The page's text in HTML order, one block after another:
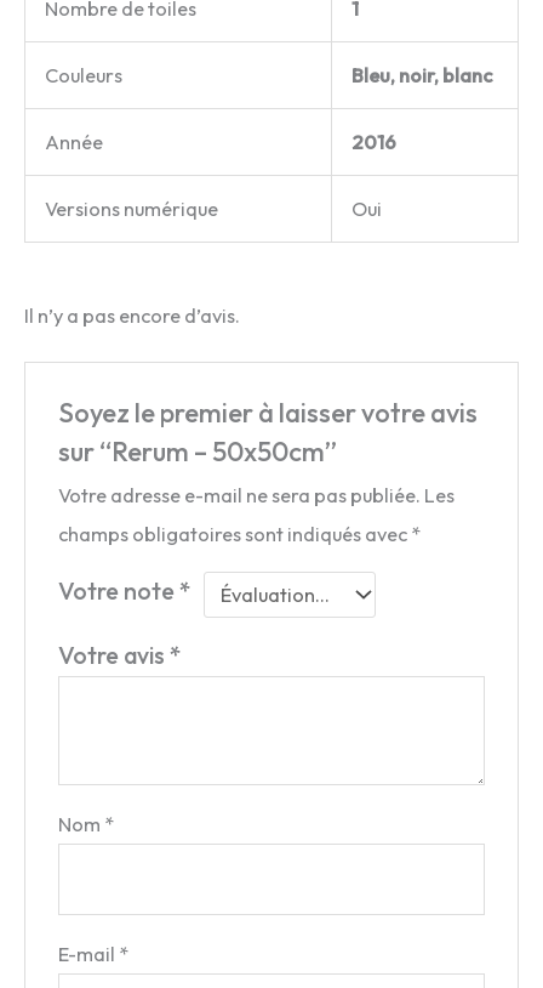
Nombre de toiles 1
Couleurs Bleu, noir, blanc
Année 2016
Versions numérique Oui
Il n’y a pas encore d’avis.
Soyez le premier à laisser votre avis
sur “Rerum – 50x50cm”
Votre adresse e-mail ne sera pas publiée. Les
champs obligatoires sont indiqués avec *
Votre note*
Votre avis*
Nom *
E-mail *